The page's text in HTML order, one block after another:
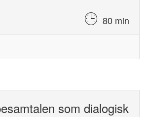
80 min
som dialogisk